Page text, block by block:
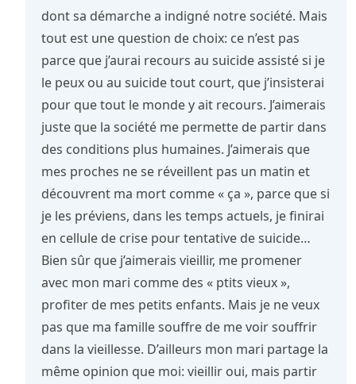
dont sa démarche a indigné notre société. Mais
tout est une question de choix: ce n’est pas
parce que j’aurai recours au suicide assisté si je
le peux ou au suicide tout court, que j’insisterai
pour que tout le monde y ait recours. J’aimerais
juste que la société me permette de partir dans
des conditions plus humaines. J’aimerais que
mes proches ne se réveillent pas un matin et
découvrent ma mort comme « ça », parce que si
je les préviens, dans les temps actuels, je finirai
en cellule de crise pour tentative de suicide…
Bien sûr que j’aimerais vieillir, me promener
avec mon mari comme des « ptits vieux »,
profiter de mes petits enfants. Mais je ne veux
pas que ma famille souffre de me voir souffrir
dans la vieillesse. D’ailleurs mon mari partage la
même opinion que moi: vieillir oui, mais partir